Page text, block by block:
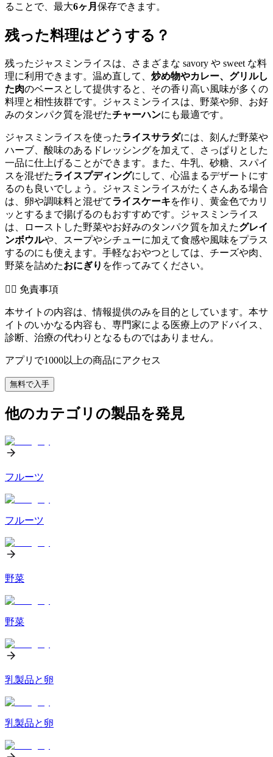
ることで、最大6ヶ月 保存できます。
残った料理はどうする？
残ったジャスミンライスは、さまざまな savory や sweet な料
理に利用できます。温め直して、 炒め物やカレー、グリルし
た肉のベースとして提供すると、その香り高い風味が多くの
料理と相性抜群です。ジャスミンライスは、野菜や卵、お好
みのタンパク質を混ぜたチャーハンにも最適です。
ジャスミンライスを使ったライスサラダには、刻んだ野菜や
ハーブ、酸味のあるドレッシングを加えて、さっぱりとした
一品に仕上げることができます。また、牛乳、砂糖、スパイ
スを混ぜたライスプディングにして、心温まるデザートにす
るのも良いでしょう。ジャスミンライスがたくさんある場合
は、卵や調味料と混ぜてライスケーキを作り、黄金色でカリ
ッとするまで揚げるのもおすすめです。ジャスミンライス
は、ローストした野菜やお好みのタンパク質を加えたグレイ
ンボウルや、スープやシチューに加えて食感や風味をプラス
するのにも使えます。手軽なおやつとしては、チーズや肉、
野菜を詰めたおにぎり を作ってみてください。
👨‍⚕️️ 免責事項
本サイトの内容は、情報提供のみを目的としています。本サ
イトのいかなる内容も、専門家による医療上のアドバイス、
診断、治療の代わりとなるものではありません。
アプリで1000以上の商品にアクセス
無料で入手
他のカテゴリの製品を発見
フルーツ
フルーツ
野菜
野菜
乳製品と卵
乳製品と卵